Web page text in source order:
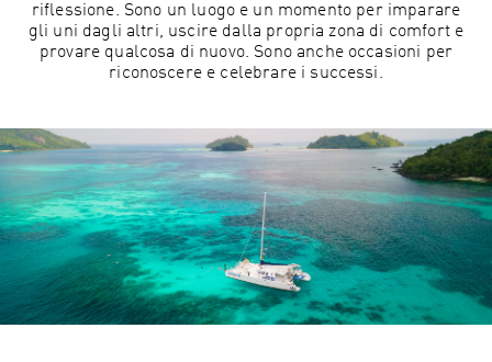
riflessione. Sono un luogo e un momento per imparare
gli uni dagli altri, uscire dalla propria zona di comfort e
provare qualcosa di nuovo. Sono anche occasioni per
riconoscere e celebrare i successi.